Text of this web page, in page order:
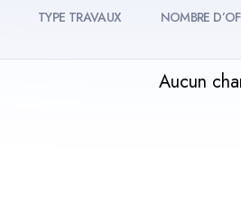
TYPE TRAVAUX NOMBRE
Aucun